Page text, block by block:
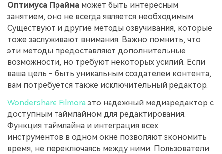
Оптимуса Прайма может быть интересным
занятием, оно не всегда является необходимым.
Существуют и другие методы озвучивания, которые
тоже заслуживают внимания. Важно помнить, что
эти методы предоставляют дополнительные
возможности, но требуют некоторых усилий. Если
ваша цель - быть уникальным создателем контента,
вам потребуется также исключительный редактор.
Wondershare Filmora это надежный медиаредактор с
доступным таймлайном для редактирования.
Функция таймлайна и интеграция всех
инструментов в одном окне позволяют экономить
время, не переключаясь между ними. Пользователи